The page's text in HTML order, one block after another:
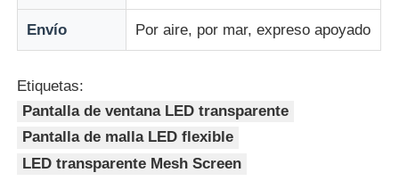
Envío Por aire, por mar, expreso apoyado
Etiquetas:
Pantalla de ventana LED transparente
Pantalla de malla LED flexible
LED transparente Mesh Screen